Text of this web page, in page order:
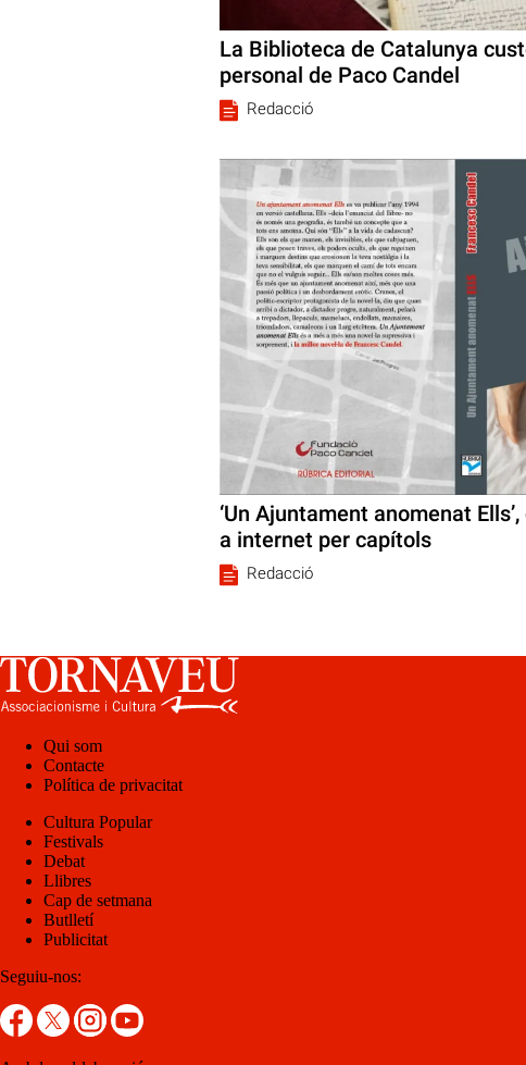
La Biblioteca de Catalunya
personal de Paco Candel
Redacció
‘Un Ajuntament anomenat
a internet per capítols
Redacció
Qui som
Contacte
Política de privacitat
Cultura Popular
Festivals
Debat
Llibres
Cap de setmana
Butlletí
Publicitat
Seguiu-nos: